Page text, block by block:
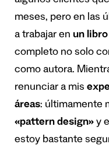
meses, pero en las
a trabajar en un
completo no solo
como autora.
renunciar a mis
áreas: últimamente
«pattern design» y
estoy bastante